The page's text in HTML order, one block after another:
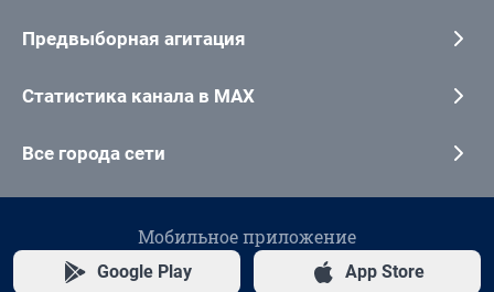
Предвыборная агитация
Статистика канала в MAX
Все города сети
Мобильное приложение
Google Play App Store